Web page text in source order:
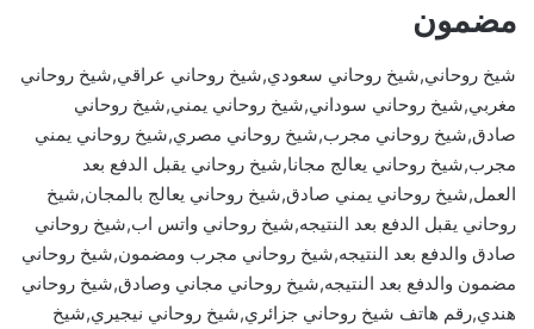
مضمون
شيخ روحاني,شيخ روحاني سعودي,شيخ روحاني عراقي,شيخ روحاني
مغربي,شيخ روحاني سوداني,شيخ روحاني يمني,شيخ روحاني
صادق,شيخ روحاني مجرب,شيخ روحاني مصري,شيخ روحاني يمني
مجرب,شيخ روحاني يعالج مجانا,شيخ روحاني يقبل الدفع بعد
العمل,شيخ روحاني يمني صادق,شيخ روحاني يعالج بالمجان,شيخ
روحاني يقبل الدفع بعد النتيجه,شيخ روحاني واتس اب,شيخ روحاني
صادق والدفع بعد النتيجه,شيخ روحاني مجرب ومضمون,شيخ روحاني
مضمون والدفع بعد النتيجه,شيخ روحاني مجاني وصادق,شيخ روحاني
هندي,رقم هاتف شيخ روحاني جزائري,شيخ روحاني نيجيري,شيخ